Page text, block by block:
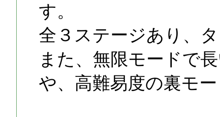
す。
全３ステージあり、
また、無限モードで
や、高難易度の裏モ